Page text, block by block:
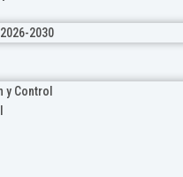
2030
y Control